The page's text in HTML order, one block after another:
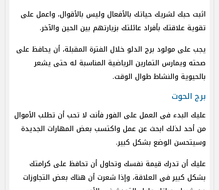
اثبت حبك لشريك حياتك بالأفعال وليس بالأقوال، واعمل على
تقوية علاقتك بأفراد عائلتك بزيارتهم بين الحين والآخر.
يجب على مولود برج الدلو خلال الفترة المقبلة، أن يحافظ على
صحته ويمارس التمارين الرياضية المناسبة له حتى يشعر
بالحيوية والنشاط طوال الوقت.
برج الحوت
عليك البدء فى العمل على الفور فأنت لا تحب أن تطلب الأموال
من أحد لذلك ابحث عن عمل واكتسب بعض المهارات الجديدة
وسيتحسن الوضع بشكل كبير.
عليك أن تدرك قيمة نفسك وتحاول أن تحافظ على كرامتك
بشكل كبير فى العلاقة، وإذا شعرت أن هناك بعض التجاوزات